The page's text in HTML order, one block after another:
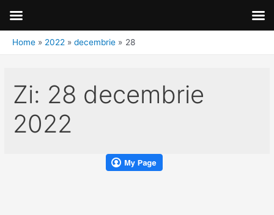
Home 2022 decembrie 28
Zi: 28 decembrie
2022